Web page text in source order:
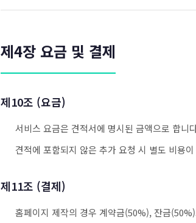
제4장 요금 및 결제
제10조 (요금)
서비스 요금은 견적서에 명시된 금액으로 합니
견적에 포함되지 않은 추가 요청 시 별도 비용
제11조 (결제)
홈페이지 제작의 경우 계약금(50%), 잔금